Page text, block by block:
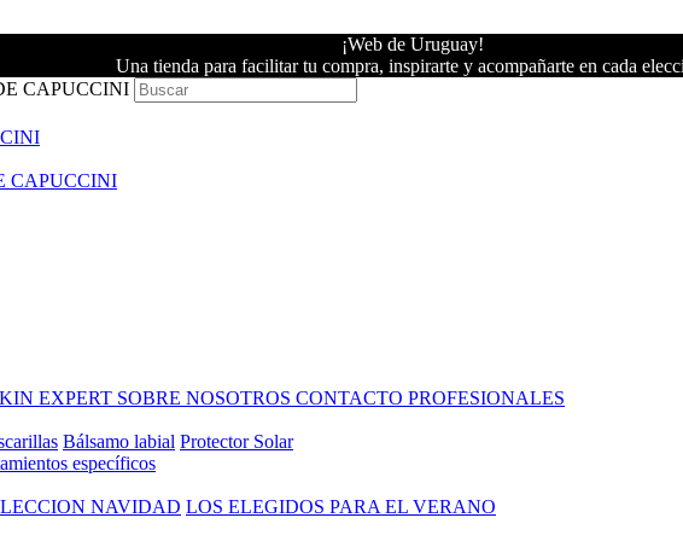
¡Web de Uruguay!
Una tienda para facilitar tu compra, inspirarte y acompañarte en cada
EXPERT SOBRE NOSOTROS CONTACTO PROFESIONALES
Bálsamo labial Protector Solar
específicos
NAVIDAD LOS ELEGIDOS PARA EL VERANO